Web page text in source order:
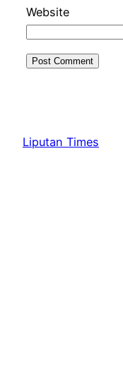
Website
Liputan Times